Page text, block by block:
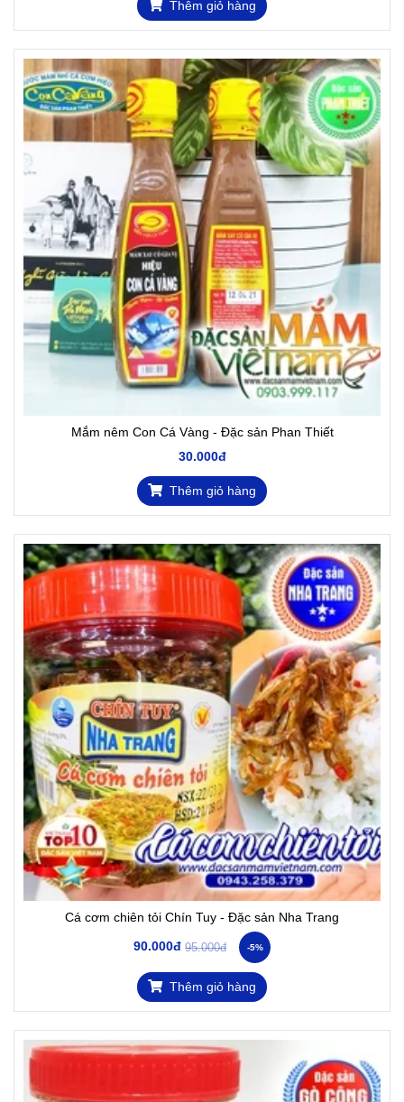
Thêm giỏ hàng
Mắm nêm Con Cá Vàng - Đặc sản Phan Thiết
30.000đ
Thêm giỏ hàng
Cá cơm chiên tỏi Chín Tuy - Đặc sản Nha Trang
90.000đ 95.000đ -5%
Thêm giỏ hàng